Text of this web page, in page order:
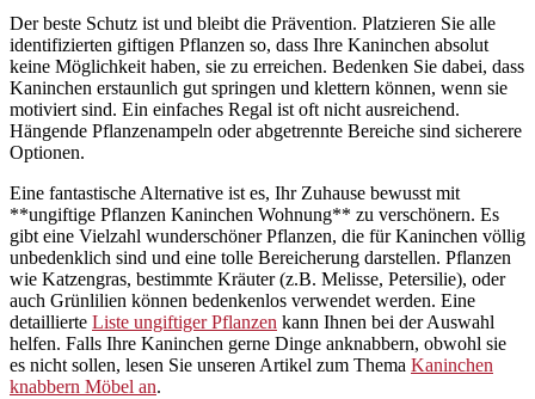
Der beste Schutz ist und bleibt die Prävention. Platzieren Sie alle
identifizierten giftigen Pflanzen so, dass Ihre Kaninchen absolut
keine Möglichkeit haben, sie zu erreichen. Bedenken Sie dabei, dass
Kaninchen erstaunlich gut springen und klettern können, wenn sie
motiviert sind. Ein einfaches Regal ist oft nicht ausreichend.
Hängende Pflanzenampeln oder abgetrennte Bereiche sind sicherere
Optionen.
Eine fantastische Alternative ist es, Ihr Zuhause bewusst mit
**ungiftige Pflanzen Kaninchen Wohnung** zu verschönern. Es
gibt eine Vielzahl wunderschöner Pflanzen, die für Kaninchen völlig
unbedenklich sind und eine tolle Bereicherung darstellen. Pflanzen
wie Katzengras, bestimmte Kräuter (z.B. Melisse, Petersilie), oder
auch Grünlilien können bedenkenlos verwendet werden. Eine
detaillierte Liste ungiftiger Pflanzen kann Ihnen bei der Auswahl
helfen. Falls Ihre Kaninchen gerne Dinge anknabbern, obwohl sie
es nicht sollen, lesen Sie unseren Artikel zum Thema Kaninchen
knabbern Möbel an.